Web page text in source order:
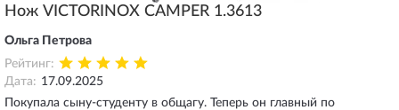
Нож VICTORINOX CAMPER 1.3613
Ольга Петрова
Рейтинг:
Дата: 17.09.2025
Покупала сыну-студенту в общагу. Теперь он главный по